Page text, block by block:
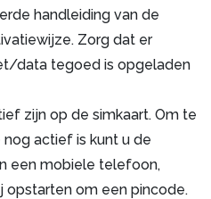
handleiding van de
Zorg dat er
data tegoed is opgeladen
zijn op de simkaart. Om te
actief is kunt u de
een mobiele telefoon,
opstarten om een pincode.